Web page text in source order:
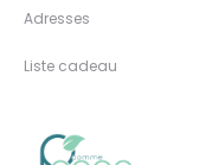
Adresses
Liste cadeau